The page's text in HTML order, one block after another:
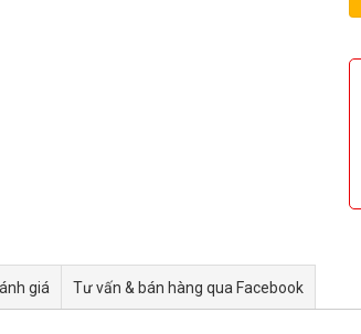
giá Tư vấn & bán hàng qua Facebook